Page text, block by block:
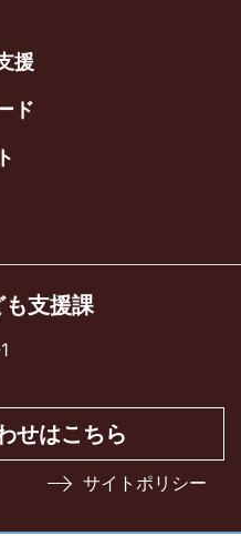
援
ド
支援課
せはこちら
サイトポリシー